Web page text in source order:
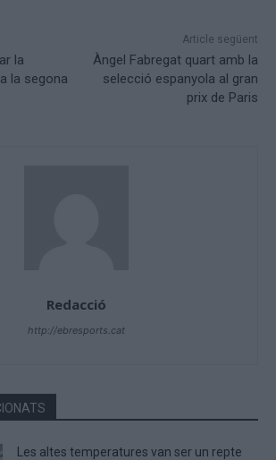
la
la segona
Article següent
Àngel Fabregat quart amb la
selecció espanyola al gran
prix de Paris
Redacció
http://ebresports.cat
Les altes temperatures van ser un repte